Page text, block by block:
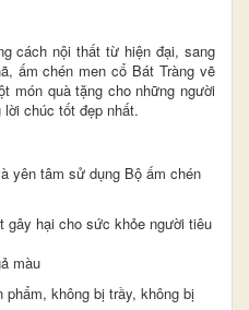
cách nội thất từ hiện đại, sang
ấm chén men cổ Bát Tràng vẽ
món quà tặng cho những người
chúc tốt đẹp nhất.
yên tâm sử dụng Bộ ấm chén
gây hại cho sức khỏe người tiêu
màu
không bị trầy, không bị